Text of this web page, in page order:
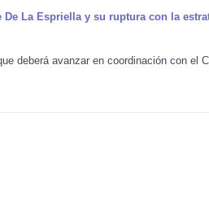
La Espriella y su ruptura con la
deberá avanzar en coordinación con el